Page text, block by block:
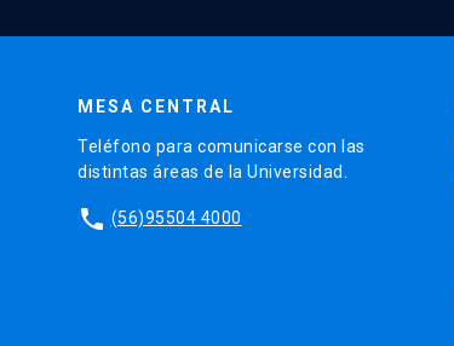
MESA CENTRAL
Teléfono para comunicarse con las
distintas áreas de la Universidad.
phone (56)95504 4000